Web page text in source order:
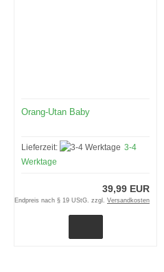
Orang-Utan Baby
Lieferzeit:
3-4
Werktage
39,99 EUR
Endpreis nach § 19 UStG. zzgl. Versandkosten